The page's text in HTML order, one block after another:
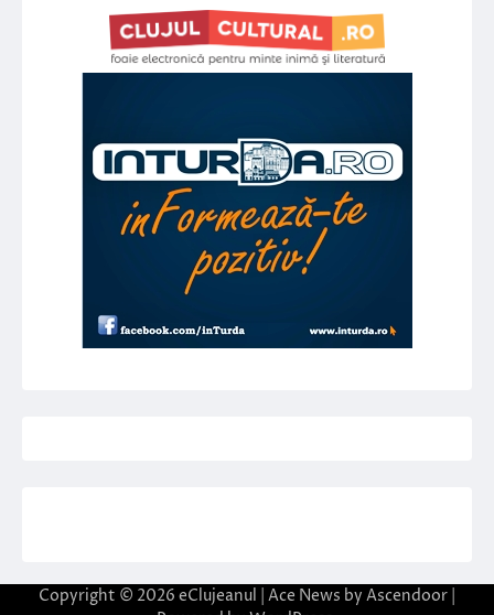
Copyright © 2026 eClujeanul | Ace News by Ascendoor